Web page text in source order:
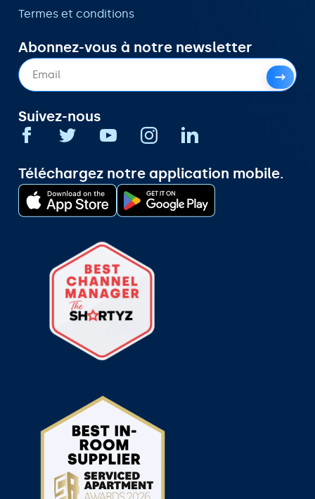
Termes et conditions
Abonnez-vous à notre newsletter
Suivez-nous
Téléchargez notre application mobile.